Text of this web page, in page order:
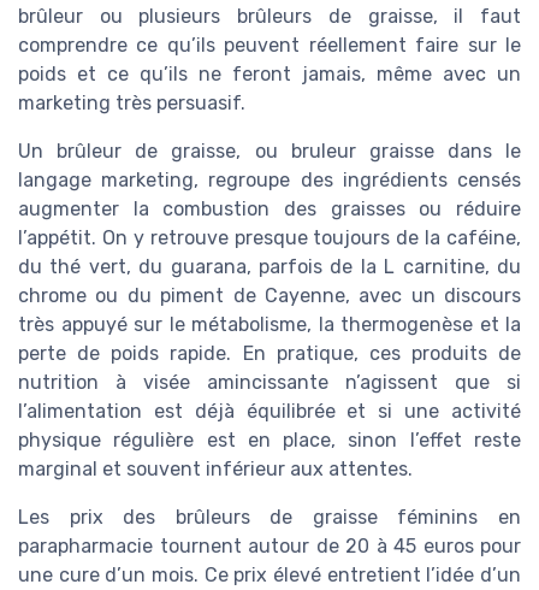
brûleur ou plusieurs brûleurs de graisse, il faut
comprendre ce qu’ils peuvent réellement faire sur le
poids et ce qu’ils ne feront jamais, même avec un
marketing très persuasif.
Un brûleur de graisse, ou bruleur graisse dans le
langage marketing, regroupe des ingrédients censés
augmenter la combustion des graisses ou réduire
l’appétit. On y retrouve presque toujours de la caféine,
du thé vert, du guarana, parfois de la L carnitine, du
chrome ou du piment de Cayenne, avec un discours
très appuyé sur le métabolisme, la thermogenèse et la
perte de poids rapide. En pratique, ces produits de
nutrition à visée amincissante n’agissent que si
l’alimentation est déjà équilibrée et si une activité
physique régulière est en place, sinon l’effet reste
marginal et souvent inférieur aux attentes.
Les prix des brûleurs de graisse féminins en
parapharmacie tournent autour de 20 à 45 euros pour
une cure d’un mois. Ce prix élevé entretient l’idée d’un